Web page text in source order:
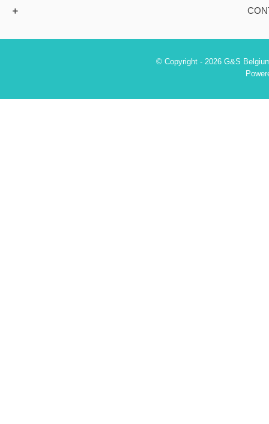
© Copyright - 2026 G&S